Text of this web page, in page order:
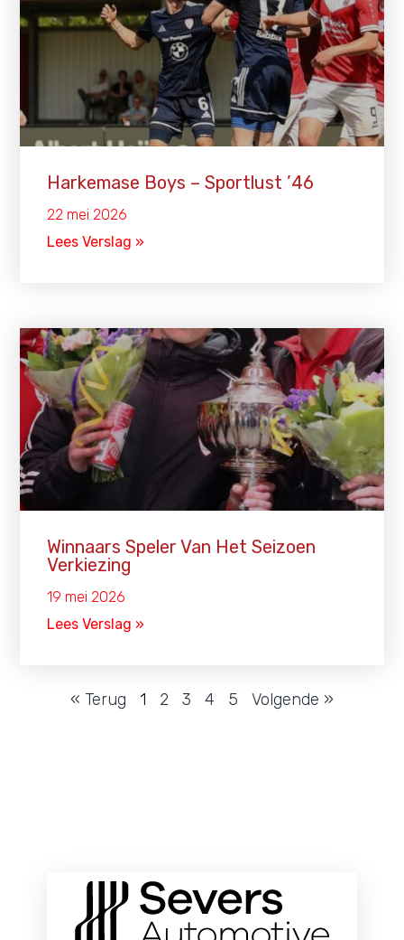
Harkemase Boys – Sportlust ’46
22 mei 2026
Lees Verslag »
Winnaars Speler Van Het Seizoen
Verkiezing
19 mei 2026
Lees Verslag »
« Terug 1 2 3 4 5 Volgende »
ONZE HOOFDSPONSOREN